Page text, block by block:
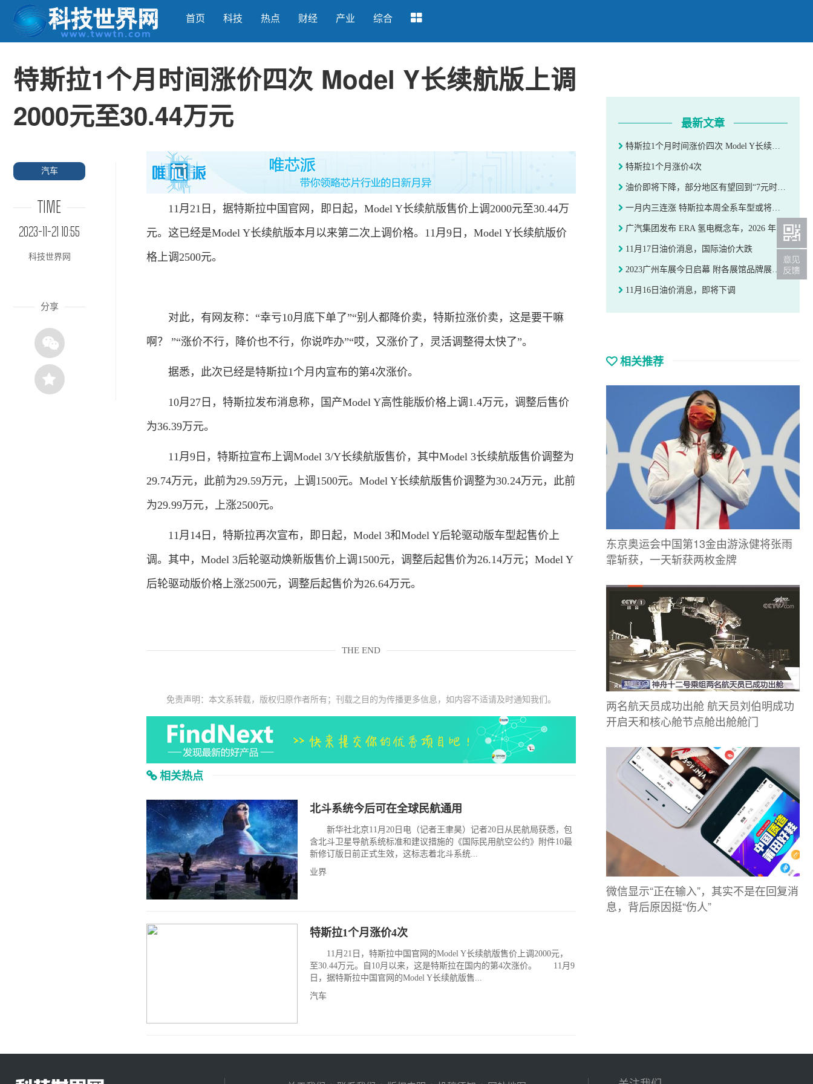
首页 科技 热点 财经 产业 综合
特斯拉1个月时间涨价四次 Model Y长续航版上调
2000元至30.44万元
汽车
TIME
2023-11-21 10:55
科技世界网
分享
11月21日，据特斯拉中国官网，即日起，Model Y长续航版售价上调2000元至30.44万
元。这已经是Model Y长续航版本月以来第二次上调价格。11月9日，Model Y长续航版价
格上调2500元。
对此，有网友称：“幸亏10月底下单了”“别人都降价卖，特斯拉涨价卖，这是要干嘛
啊？ ”“涨价不行，降价也不行，你说咋办”“哎，又涨价了，灵活调整得太快了”。
据悉，此次已经是特斯拉1个月内宣布的第4次涨价。
10月27日，特斯拉发布消息称，国产Model Y高性能版价格上调1.4万元，调整后售价
为36.39万元。
11月9日，特斯拉宣布上调Model 3/Y长续航版售价，其中Model 3长续航版售价调整为
29.74万元，此前为29.59万元，上调1500元。Model Y长续航版售价调整为30.24万元，此前
为29.99万元，上涨2500元。
11月14日，特斯拉再次宣布，即日起，Model 3和Model Y后轮驱动版车型起售价上
调。其中，Model 3后轮驱动焕新版售价上调1500元，调整后起售价为26.14万元；Model Y
后轮驱动版价格上涨2500元，调整后起售价为26.64万元。
THE END
免责声明：本文系转载，版权归原作者所有；刊载之目的为传播更多信息，如内容不适请及时通知我们。
相关热点
北斗系统今后可在全球民航通用
新华社北京11月20日电（记者王聿昊）记者20日从民航局获悉，包
含北斗卫星导航系统标准和建议措施的《国际民用航空公约》附件10最
新修订版日前正式生效，这标志着北斗系统...
业界
特斯拉1个月涨价4次
11月21日，特斯拉中国官网的Model Y长续航版售价上调2000元，
至30.44万元。自10月以来，这是特斯拉在国内的第4次涨价。 11月9
日，据特斯拉中国官网的Model Y长续航版售...
汽车
最新文章
特斯拉1个月时间涨价四次 Model Y长续航版上调2000元至30.44万元
特斯拉1个月涨价4次
油价即将下降，部分地区有望回到“7元时代”
一月内三连涨 特斯拉本周全系车型或将再次涨价
广汽集团发布 ERA 氢电概念车，2026 年实现全固态电池装车
11月17日油价消息，国际油价大跌
2023广州车展今日启幕 附各展馆品牌展位图
11月16日油价消息，即将下调
相关推荐
东京奥运会中国第13金由游泳健将张雨
霏斩获，一天斩获两枚金牌
两名航天员成功出舱 航天员刘伯明成功
开启天和核心舱节点舱出舱舱门
微信显示“正在输入”，其实不是在回复消
息，背后原因挺“伤人”